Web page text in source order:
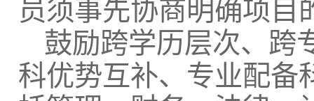
员须事先协商明确项目
鼓励跨学历层次、跨
科优势互补、专业配备